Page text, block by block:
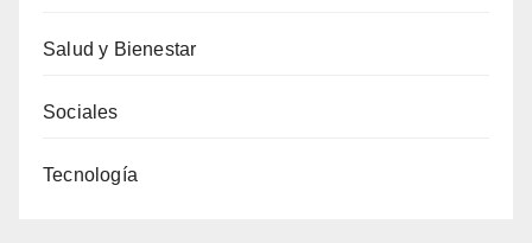
Salud y Bienestar
Sociales
Tecnología